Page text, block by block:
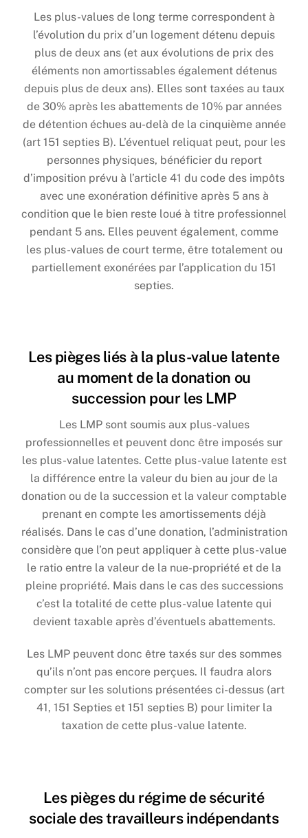
Les plus-values de long terme correspondent à
l’évolution du prix d’un logement détenu depuis
plus de deux ans (et aux évolutions de prix des
éléments non amortissables également détenus
depuis plus de deux ans). Elles sont taxées au taux
de 30% après les abattements de 10% par années
de détention échues au-delà de la cinquième année
(art 151 septies B). L’éventuel reliquat peut, pour les
personnes physiques, bénéficier du report
d’imposition prévu à l’article 41 du code des impôts
avec une exonération définitive après 5 ans à
condition que le bien reste loué à titre professionnel
pendant 5 ans. Elles peuvent également, comme
les plus-values de court terme, être totalement ou
partiellement exonérées par l’application du 151
septies.
Les pièges liés à la plus-value latente
au moment de la donation ou
succession pour les LMP
Les LMP sont soumis aux plus-values
professionnelles et peuvent donc être imposés sur
les plus-value latentes. Cette plus-value latente est
la différence entre la valeur du bien au jour de la
donation ou de la succession et la valeur comptable
prenant en compte les amortissements déjà
réalisés. Dans le cas d’une donation, l’administration
considère que l’on peut appliquer à cette plus-value
le ratio entre la valeur de la nue-propriété et de la
pleine propriété. Mais dans le cas des successions
c’est la totalité de cette plus-value latente qui
devient taxable après d’éventuels abattements.
Les LMP peuvent donc être taxés sur des sommes
qu’ils n’ont pas encore perçues. Il faudra alors
compter sur les solutions présentées ci-dessus (art
41, 151 Septies et 151 septies B) pour limiter la
taxation de cette plus-value latente.
Les pièges du régime de sécurité
sociale des travailleurs indépendants